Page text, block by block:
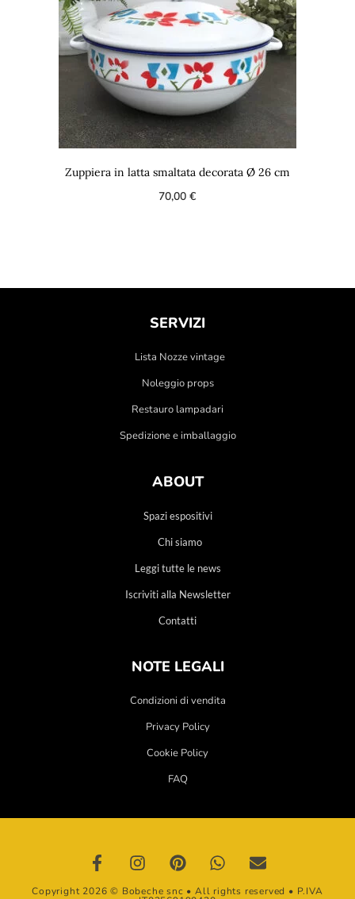
Zuppiera in latta smaltata decorata Ø 26 cm
70,00€
SERVIZI
Lista Nozze vintage
Noleggio props
Restauro lampadari
Spedizione e imballaggio
ABOUT
Spazi espositivi
Chi siamo
Leggi tutte le news
Iscriviti alla Newsletter
Contatti
NOTE LEGALI
Condizioni di vendita
Privacy Policy
Cookie Policy
FAQ
Copyright 2026 © Bobeche snc • All rights reserved • P.IVA